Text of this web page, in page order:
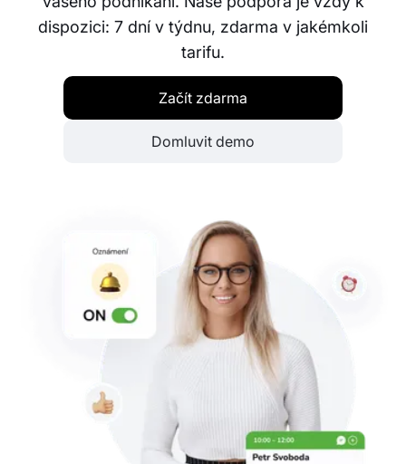
dispozici: 7 dní v týdnu, zdarma v jakémkoli
tarifu.
Začít zdarma
Domluvit demo